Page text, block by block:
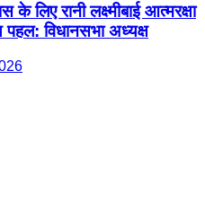
लिए रानी लक्ष्मीबाई आत्मरक्षा
पहल: विधानसभा अध्यक्ष